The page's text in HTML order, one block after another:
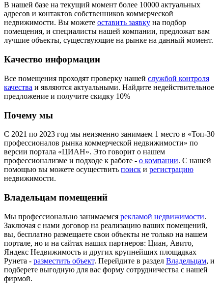
В нашей базе на текущий момент более 10000 актуальных
адресов и контактов собственников коммерческой
недвижимости. Вы можете оставить заявку на подбор
помещения, и специалисты нашей компании, предложат вам
лучшие объекты, существующие на рынке на данный момент.
Качество информации
Все помещения проходят проверку нашей службой контроля
качества и являются актуальными. Найдите недействительное
предложение и получите скидку 10%
Почему мы
С 2021 по 2023 год мы неизменно занимаем 1 место в «Топ-30
профессионалов рынка коммерческой недвижимости» по
версии портала «ЦИАН». Это говорит о нашем
профессионализме и подходе к работе - о компании. С нашей
помощью вы можете осуществить поиск и регистрацию
недвижимости.
Владельцам помещений
Мы профессионально занимаемся рекламой недвижимости.
Заключая с нами договор на реализацию ваших помещений,
вы, бесплатно размещаете свои объекты не только на нашем
портале, но и на сайтах наших партнеров: Циан, Авито,
Яндекс Недвижимость и других крупнейших площадках
Рунета - разместить объект. Перейдите в раздел Владельцам, и
подберете выгодную для вас форму сотрудничества с нашей
фирмой.